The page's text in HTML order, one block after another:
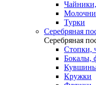
Турки
Серебряная
Серебряная
Стопки,
Бокалы,
Кружки